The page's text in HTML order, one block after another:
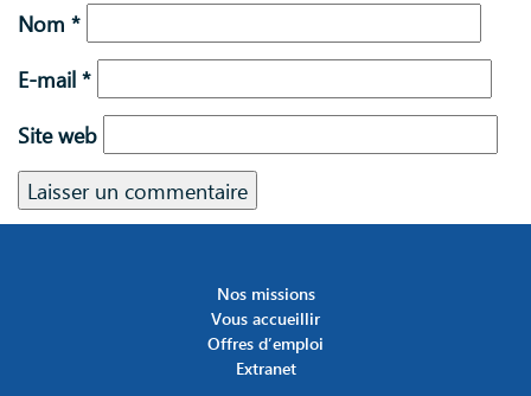
Nom *
E-mail *
Site web
Nos missions
Vous accueillir
Offres d’emploi
Extranet